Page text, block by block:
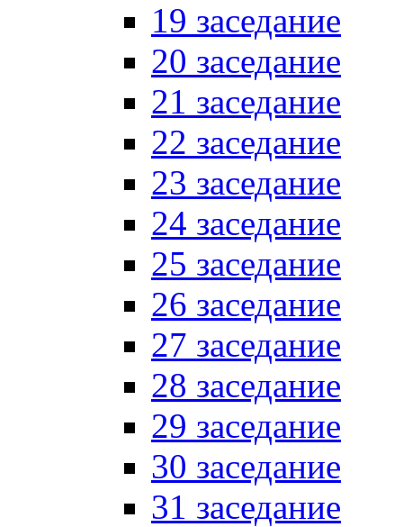
19 заседание
20 заседание
21 заседание
22 заседание
23 заседание
24 заседание
25 заседание
26 заседание
27 заседание
28 заседание
29 заседание
30 заседание
31 заседание